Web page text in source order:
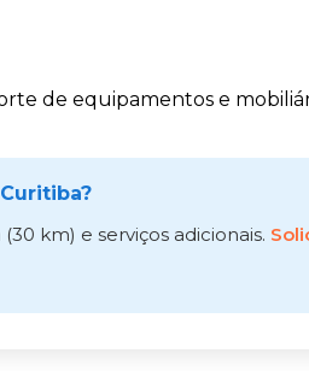
de equipamentos e
km) e serviços adicionais.